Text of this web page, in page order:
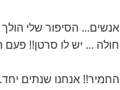
אנשים... הסיפור שלי הולך ככה.. אני בת16 כיתה
חולה ... יש לו סרטן!! פעם
החמיר!! אנחנו שנתים יחד.. מגיל 14... אנחנו אוהבים אחד את השני